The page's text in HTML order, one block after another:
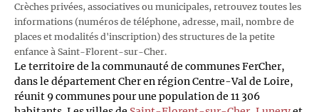
Crèches privées, associatives ou municipales, retrouvez toutes les
informations (numéros de téléphone, adresse, mail, nombre de
places et modalités d'inscription) des structures de la petite
enfance à Saint-Florent-sur-Cher.
Le territoire de la communauté de communes FerCher,
dans le département Cher en région Centre-Val de Loire,
réunit 9 communes pour une population de 11 306